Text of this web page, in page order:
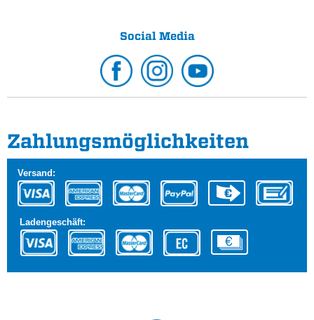
Social Media
Zahlungs­möglichkeiten
Versand:
Ladengeschäft: